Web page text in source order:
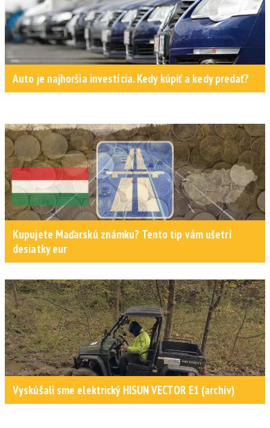
Auto je najhoršia investícia. Kedy kúpiť a kedy predať?
Kupujete Maďarskú známku? Tento tip vám ušetrí
desiatky eur
Vyskúšali sme elektrický HISUN VECTOR E1 (archív)